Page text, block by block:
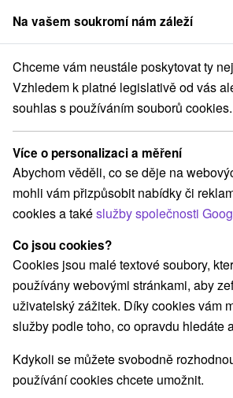
člen skupinySorger
kraj Tatranská Lomnica Hotel Lomnica
Pobyty - Hotel Lomnica
Tatranská Lomnica
Tatranská Lomnica
Navigovat do místa
O ZAŘÍZENÍ POBYTY
Východné Slovensko, Prešovský
Lomnica
Na vašem soukromí nám záleží
Chceme vám neustále poskytovat ty
Vzhledem k platné legislativě od vás
souhlas s používáním souborů cookies.
Více o personalizaci a měření
Abychom věděli, co se děje na
mohli vám přizpůsobit nabídky či
cookies a takéslužby společnosti
Co jsou cookies?
Cookies jsou malé textové soubory,
používány webovými stránkami, aby
uživatelský zážitek. Díky cookies vám
služby podle toho, co opravdu hledáte
Kdykoli se můžete svobodně
používání cookies chcete umožnit.